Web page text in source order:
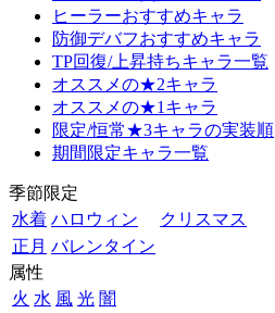
ヒーラーおすすめキャラ
防御デバフおすすめキャラ
TP回復/上昇持ちキャラ一覧
オススメの★2キャラ
オススメの★1キャラ
限定/恒常★3キャラの実装順
期間限定キャラ一覧
季節限定
水着 ハロウィン
クリスマス
正月 バレンタイン
属性
火 水 風 光 闇